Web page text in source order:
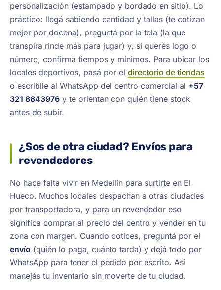
personalización (estampado y bordado en sitio). Lo
práctico: llegá sabiendo cantidad y tallas (te cotizan
mejor por docena), preguntá por la tela (la que
transpira rinde más para jugar) y, si querés logo o
número, confirmá tiempos y mínimos. Para ubicar los
locales deportivos, pasá por el directorio de tiendas
o escribile al WhatsApp del centro comercial al +57
321 8843976 y te orientan con quién tiene stock
antes de subir.
¿Sos de otra ciudad? Envíos para
revendedores
No hace falta vivir en Medellín para surtirte en El
Hueco. Muchos locales despachan a otras ciudades
por transportadora, y para un revendedor eso
significa comprar al precio del centro y vender en tu
zona con margen. Cuando cotices, preguntá por el
envío (quién lo paga, cuánto tarda) y dejá todo por
WhatsApp para tener el pedido por escrito. Así
manejás tu inventario sin moverte de tu ciudad.